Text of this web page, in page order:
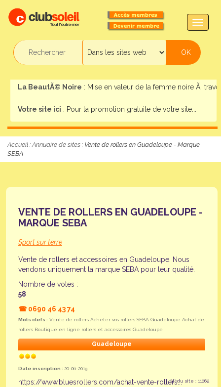
La BeautÃ© Noire : Mise en valeur de la femme noire Ã
Votre site ici : Pour la promotion gratuite de votre site...
Accueil :Annuaire de sites : Vente de rollers en Guadeloupe - Marque
SEBA
VENTE DE ROLLERS EN GUADELOUPE -
MARQUE SEBA
Sport sur terre
Vente de rollers et accessoires en Guadeloupe. Nous
vendons uniquement la marque SEBA pour leur qualité.
Nombre de votes :
58
☎ 0690 46 43 74
Mots clefs : Vente de rollers Acheter vos rollers SEBA Guadeloupe Achat de
rollers Boutique en ligne rollers et accessoires Guadeloupe
Guadeloupe
Date inscription : 20-06-2019
N° du site : 11062
https://www.bluesrollers.com/achat-vente-rollers...